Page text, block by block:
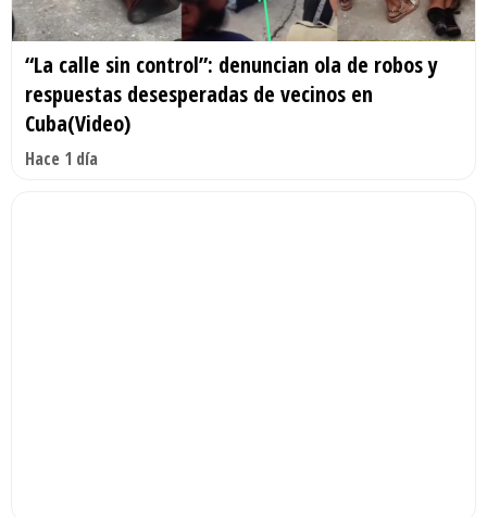
“La calle sin control”: denuncian ola de robos y
respuestas desesperadas de vecinos en
Cuba(Video)
Hace 1 día